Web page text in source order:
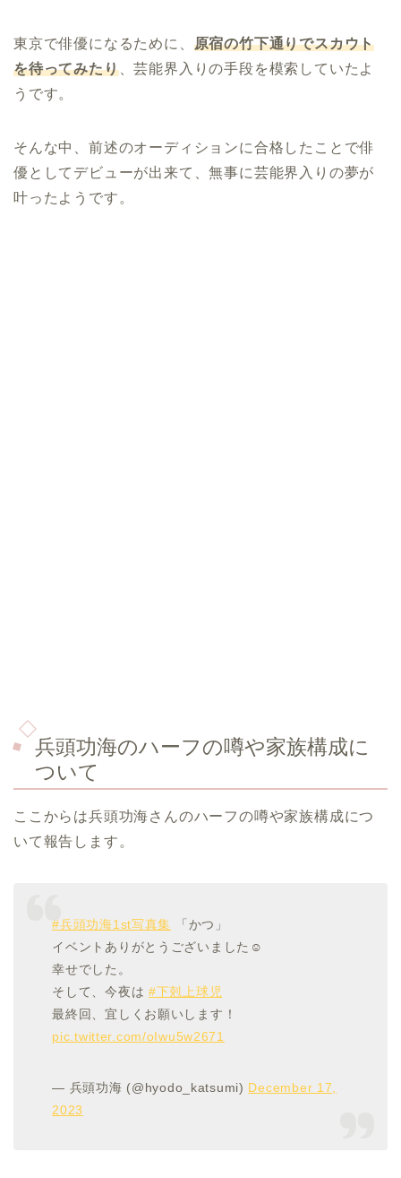
東京で俳優になるために、 原宿の竹下通りでスカウト
を待ってみたり、芸能界入りの手段を模索していたよ
うです。
そんな中、前述のオーディションに合格したことで俳
優としてデビューが出来て、無事に芸能界入りの夢が
叶ったようです。
兵頭功海のハーフの噂や家族構成に
ついて
ここからは兵頭功海さんのハーフの噂や家族構成につ
いて報告します。
#兵頭功海1st写真集 「かつ」
イベントありがとうございました☺︎
幸せでした。
そして、今夜は #下剋上球児
最終回、宜しくお願いします！
pic.twitter.com/oIwu5w2671
— 兵頭功海 (@hyodo_katsumi) December 17,
2023